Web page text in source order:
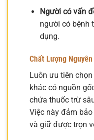
Người có vấn
người có bệnh
dụng.
Chất Lượng
Luôn ưu tiên
khác có nguồn
chứa thuốc trừ
Việc này đảm
và giữ được trọn